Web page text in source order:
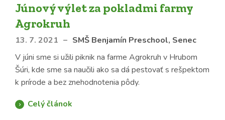
Júnový výlet za pokladmi farmy
Agrokruh
13. 7. 2021 – SMŠ Benjamín Preschool, Senec
V júni sme si užili piknik na farme Agrokruh v Hrubom
Šúri, kde sme sa naučili ako sa dá pestovať s rešpektom
k prírode a bez znehodnotenia pôdy.
Celý článok